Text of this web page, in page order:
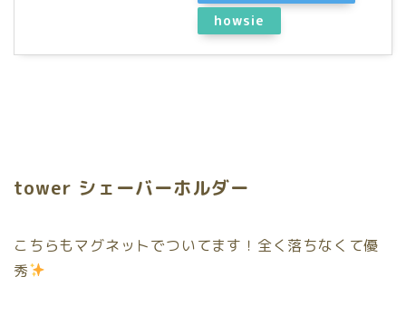
howsie
tower シェーバーホルダー
こちらもマグネットでついてます！全く落ちなくて優
秀